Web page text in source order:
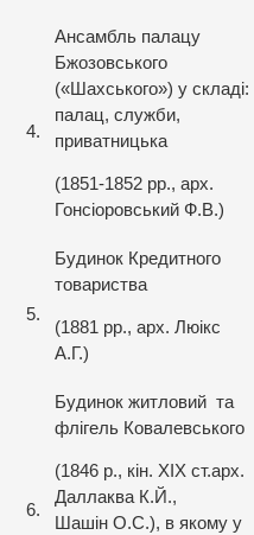
4.
Ансамбль палацу
Бжозовського
(«Шахського») у складі:
палац, служби,
приватницька
(1851-1852 рр., арх.
Гонсіоровський Ф.В.)
5.
Будинок Кредитного
товариства
(1881 рр., арх. Люікс
А.Г.)
6.
Будинок житловий та
флігель Ковалевського
(1846 р., кін. XIX ст.арх.
Даллаква К.Й.,
Шашін О.С.), в якому у